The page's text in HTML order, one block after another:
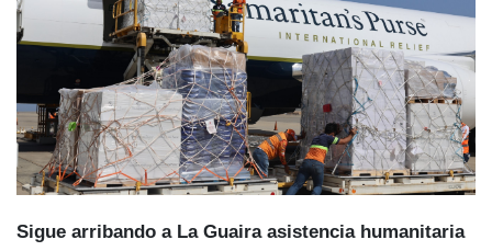
Sigue arribando a La Guaira asistencia humanitaria